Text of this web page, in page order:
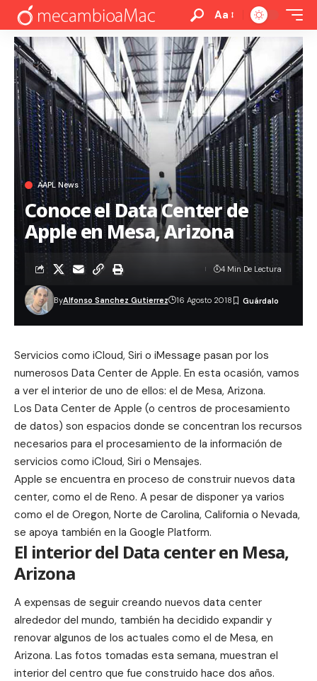
Aa
AAPL News
Conoce el Data Center de
Apple en Mesa, Arizona
ByAlfonso Sanchez Gutierrez 16 Agosto 2018
4 Min De Lectura
Servicios como iCloud, Siri o iMessage pasan por los
numerosos Data Center de Apple. En esta ocasión, vamos
a ver el interior de uno de ellos: el de Mesa, Arizona.
Los Data Center de Apple (o centros de procesamiento
de datos) son espacios donde se concentran los recursos
necesarios para el procesamiento de la información de
servicios como iCloud, Siri o Mensajes.
Apple se encuentra en proceso de construir nuevos data
center, como el de Reno. A pesar de disponer ya varios
como el de Oregon, Norte de Carolina, California o Nevada,
se apoya también en la Google Platform.
El interior del Data center en Mesa,
Arizona
A expensas de seguir creando nuevos data center
alrededor del mundo, también ha decidido expandir y
renovar algunos de los actuales como el de Mesa, en
Arizona. Las fotos tomadas esta semana, muestran el
interior del centro que fue construido hace dos años.